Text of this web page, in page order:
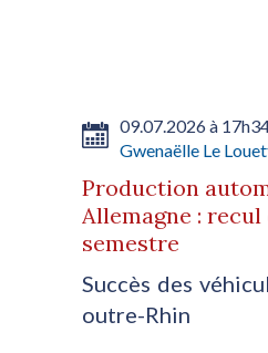
09.07.2026 à
Gwenaëlle Le
Production
Allemagne : recul
semestre
Succès des
outre-Rhin